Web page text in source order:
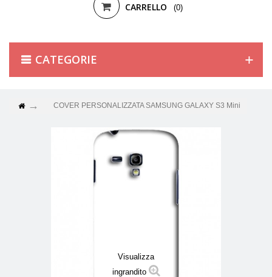
CARRELLO (0)
CATEGORIE
COVER PERSONALIZZATA SAMSUNG GALAXY S3 Mini
Visualizza
ingrandito